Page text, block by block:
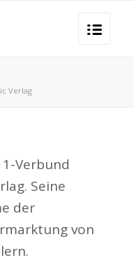
Verlag
Verbund
Seine
der
von